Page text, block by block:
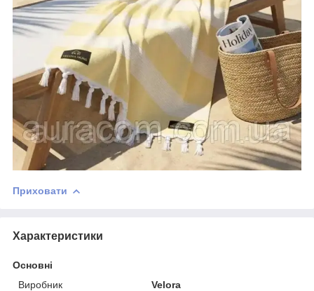
Приховати
Характеристики
Основні
Виробник
Velora